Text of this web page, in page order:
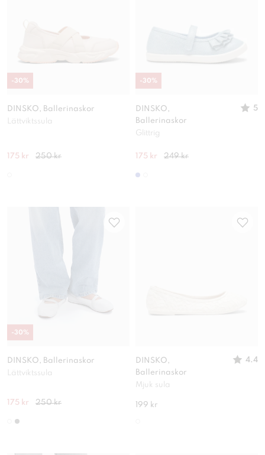
DINSKO, Ballerinaskor
Lättviktssula
175 kr 250 kr
-30%
DINSKO,
Ballerinaskor
5
Glittrig
175 kr 249 kr
-30%
DINSKO, Ballerinaskor
Lättviktssula
175 kr 250 kr
-30%
DINSKO,
Ballerinaskor
4.4
Mjuk sula
199 kr